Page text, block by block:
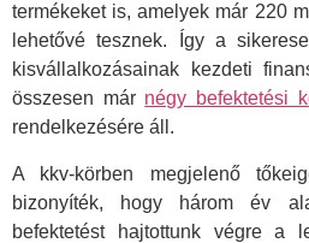
termékeket is, amelyek már 220
lehetővé tesznek. Így a
kisvállalkozásainak kezdeti
összesen már négy befektetési
rendelkezésére áll.
A kkv-körben megjelenő
bizonyíték, hogy három év
befektetést hajtottunk végre a